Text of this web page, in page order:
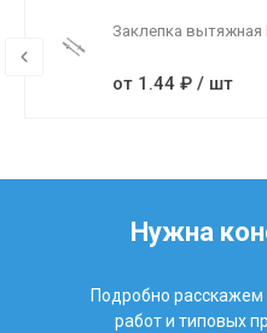
Заклепка вытяжная
от 1.44 ₽ / шт
Нужна
Подробно расскажем
работ и типовых